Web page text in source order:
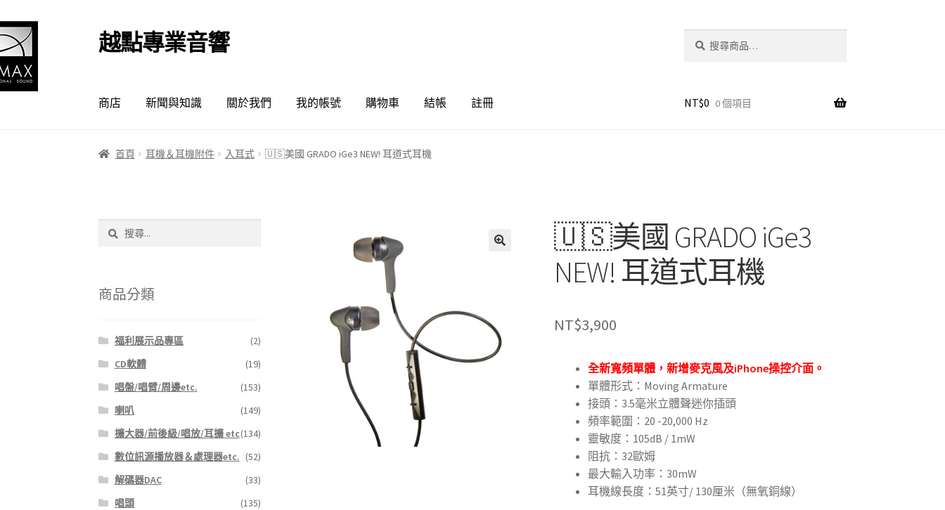
跳
至
列
跳
至
內
越點專業音響
字:
商店 新聞與知識 關於我們 我的帳號 購物車 結帳 註冊 NT$0 0 個項目
首頁 耳機＆耳機附件 入耳式 🇺🇸美國 GRADO iGe3 NEW! 耳道式耳機
🇺🇸美國 GRADO iGe3
NEW! 耳道式耳機
NT$3,900
全新寬頻單體，新增麥克風及iPhone操控介面。
單體形式：Moving Armature
接頭：3.5毫米立體聲迷你插頭
頻率範圍：20 -20,000 Hz
靈敏度：105dB / 1mW
阻抗：32歐姆
最大輸入功率：30mW
耳機線長度：51英寸/ 130厘米（無氧銅線）
字:
商品分類
福利展示品專區
(2)
CD軟體
(19)
唱盤/唱臂/周邊etc.
(153)
喇叭
(149)
擴大器/前後級/唱放/耳擴 etc(134)
數位訊源播放器＆處理器etc. (52)
解碼器DAC
(33)
唱頭
(135)